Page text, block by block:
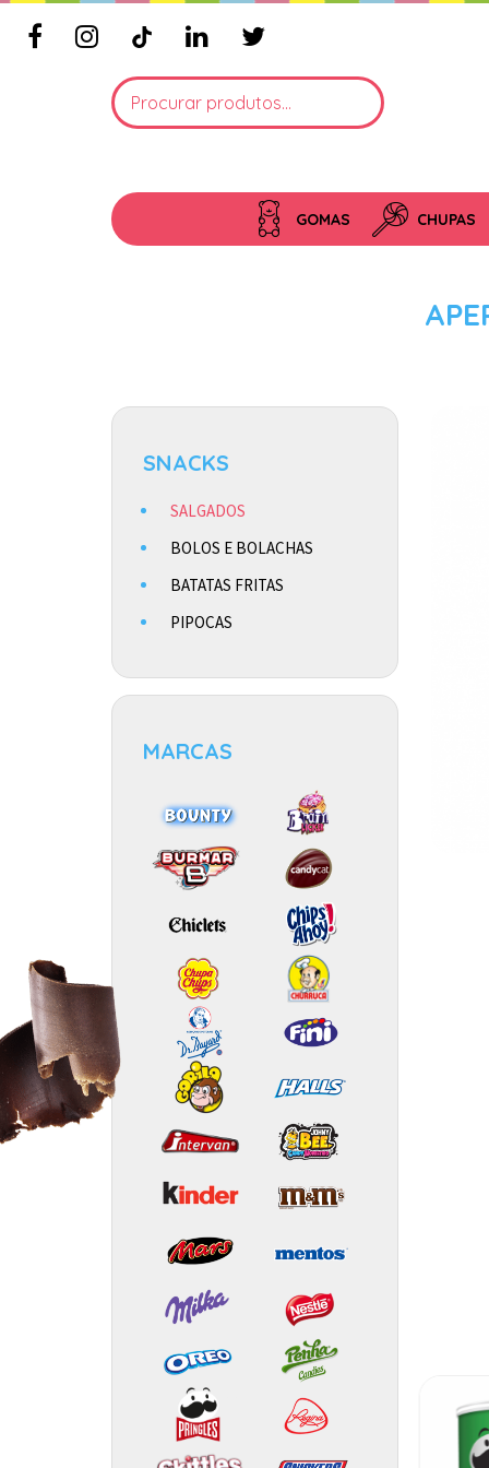
GOMAS CHUPAS
SNACKS
SALGADOS
BOLOS E BOLACHAS
BATATAS FRITAS
PIPOCAS
MARCAS